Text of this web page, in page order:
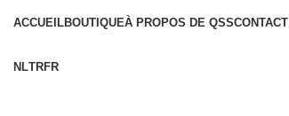
ACCUEILBOUTIQUEÀ PROPOS DE QSSCONTACT
NLTRFR